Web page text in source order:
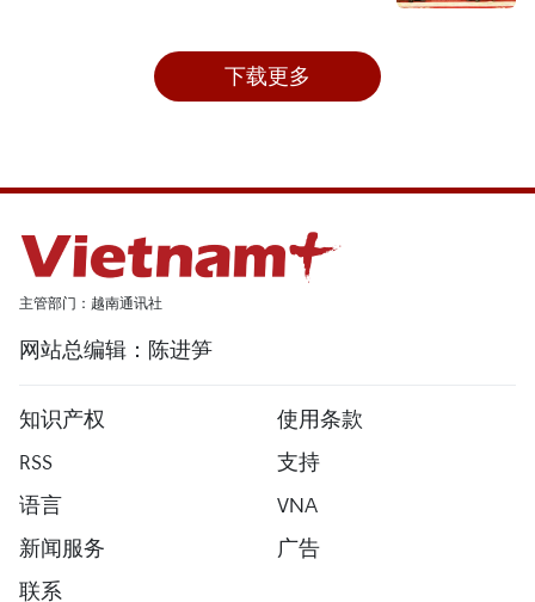
下载更多
主管部门：越南通讯社
网站总编辑：陈进笋
知识产权
使用条款
RSS
支持
语言
VNA
新闻服务
广告
联系